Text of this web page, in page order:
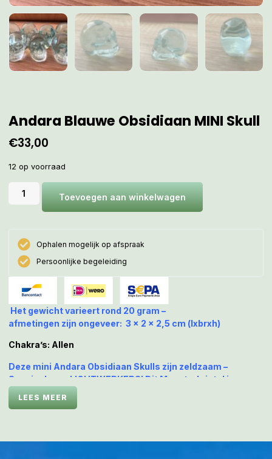
Andara Blauwe Obsidiaan MINI Skull
€33,00
12 op voorraad
Toevoegen aan winkelwagen
Ophalen mogelijk op afspraak
Persoonlijke begeleiding
Het gewicht varieert rond 20 gram –
afmetingen zijn ongeveer: 3 x 2 x 2,5 cm (lxbrxh)
Chakra’s: Allen
Deze mini Andara Obsidiaan Skulls zijn zeldzaam –
Speciaal voor LICHTWERKERS! Dit Meesterkristal is op
aarde aanwezig om te helpen ons het Moederland MU, het
Rijk van de Zon, te laten herrijzen! Zij is gevormd uit het
LEES MEER